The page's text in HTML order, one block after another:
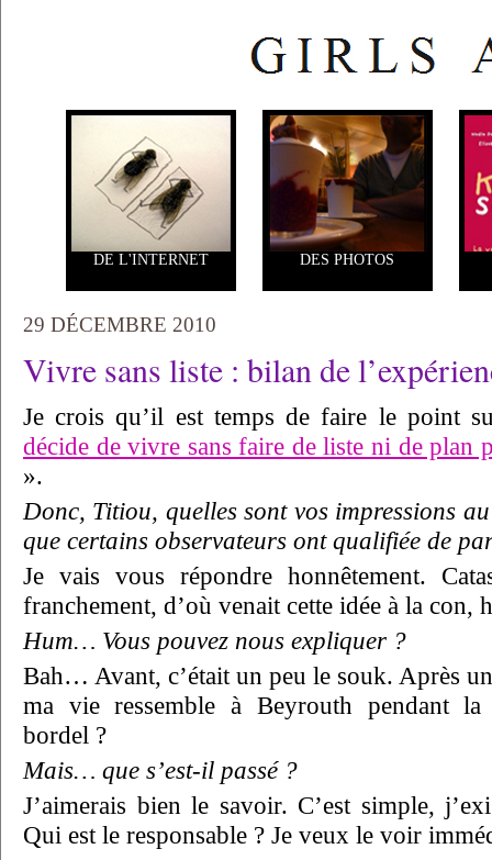
DE L'INTERNET DES PHOTOS
29 DÉCEMBRE 2010
Vivre sans liste : bilan de
Je crois qu’il est temps de faire le point
décide de vivre sans faire de liste ni de plan
».
Donc, Titiou, quelles sont vos impressions
que certains observateurs ont qualifiée de
Je vais vous répondre honnêtement.
franchement, d’où venait cette idée à la con,
Hum… Vous pouvez nous expliquer ?
Bah… Avant, c’était un peu le souk. Après
ma vie ressemble à Beyrouth pendant
bordel ?
Mais… que s’est-il passé ?
J’aimerais bien le savoir. C’est simple,
Qui est le responsable ? Je veux le voir